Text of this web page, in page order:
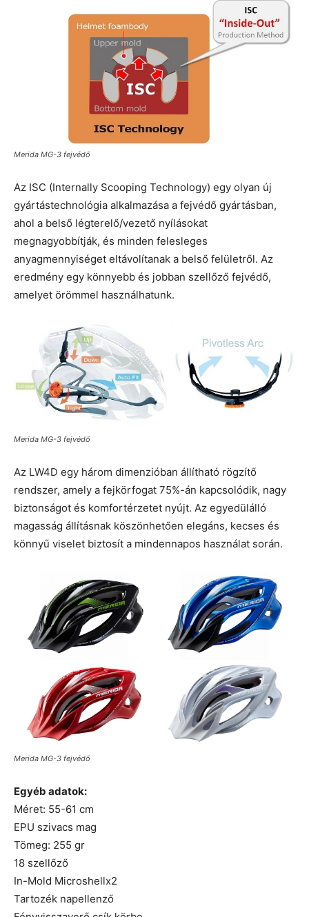
Merida MG-3 fejvédő
Az ISC (Internally Scooping Technology) egy olyan új
gyártástechnológia alkalmazása a fejvédő gyártásban,
ahol a belső légterelő/vezető nyílásokat
megnagyobbítják, és minden felesleges
anyagmennyiséget eltávolítanak a belső felületről. Az
eredmény egy könnyebb és jobban szellőző fejvédő,
amelyet örömmel használhatunk.
Merida MG-3 fejvédő
Az LW4D egy három dimenzióban állítható rögzítő
rendszer, amely a fejkörfogat 75%-án kapcsolódik, nagy
biztonságot és komfortérzetet nyújt. Az egyedülálló
magasság állításnak köszönhetően elegáns, kecses és
könnyű viselet biztosít a mindennapos használat során.
Merida MG-3 fejvédő
Egyéb adatok:
Méret: 55-61 cm
EPU szivacs mag
Tömeg: 255 gr
18 szellőző
In-Mold Microshellx2
Tartozék napellenző